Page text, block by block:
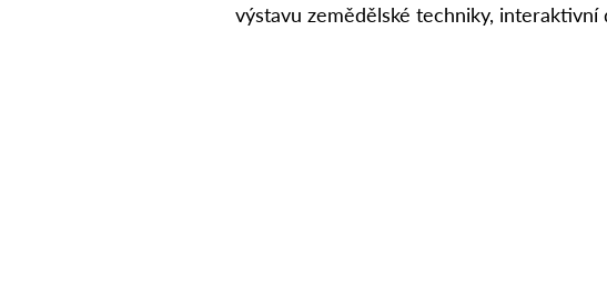
výstavu zemědělské techniky,